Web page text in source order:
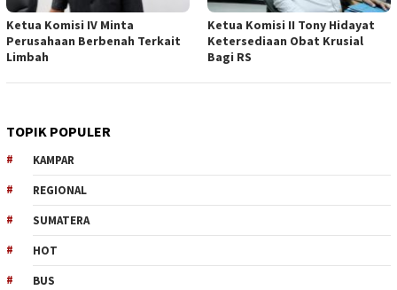
Ketua Komisi IV Minta
Perusahaan Berbenah Terkait
Limbah
Ketua Komisi II Tony Hidayat
Ketersediaan Obat Krusial
Bagi RS
TOPIK POPULER
KAMPAR
REGIONAL
SUMATERA
HOT
BUS